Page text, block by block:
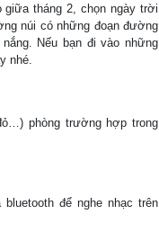
tháng 2, chọn ngày trời
núi có những đoạn đường
Nếu bạn đi vào những
nhé.
phòng trường hợp trong
để nghe nhạc trên